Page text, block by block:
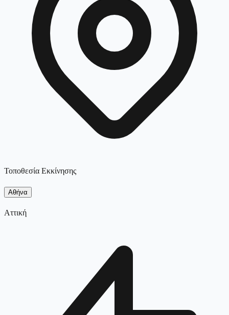
Τοποθεσία Εκκίνησης
Αθήνα
Αττική